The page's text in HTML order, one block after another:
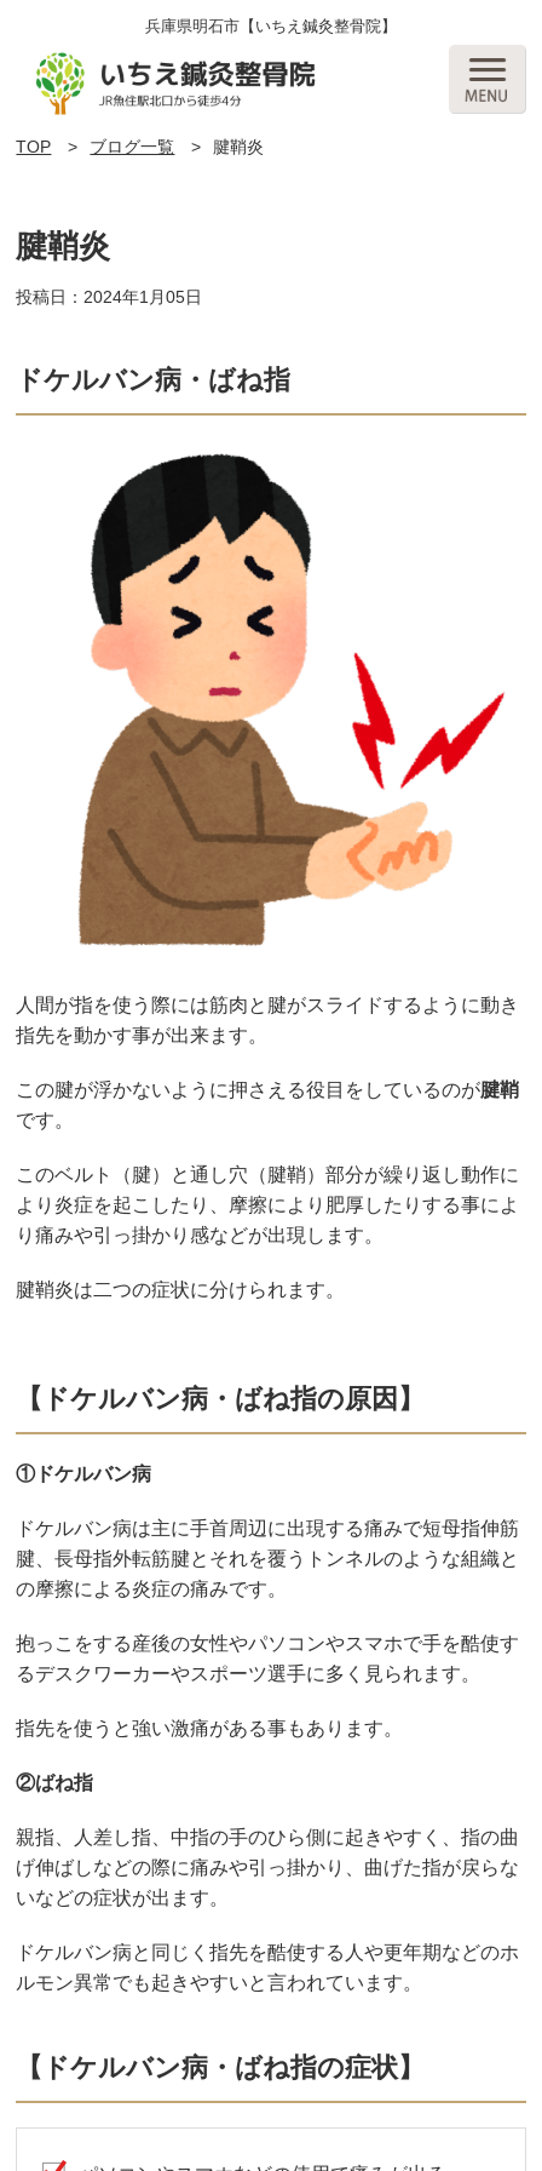
兵庫県明石市【いちえ鍼灸整骨院】
TOP ブログ一覧 腱鞘炎
腱鞘炎
投稿日：2024年1月05日
ドケルバン病・ばね指
人間が指を使う際には筋肉と腱がスライドするように動き
指先を動かす事が出来ます。
この腱が浮かないように押さえる役目をしているのが腱鞘
です。
このベルト（腱）と通し穴（腱鞘）部分が繰り返し動作に
より炎症を起こしたり、摩擦により肥厚したりする事によ
り痛みや引っ掛かり感などが出現します。
腱鞘炎は二つの症状に分けられます。
【ドケルバン病・ばね指の原因】
①ドケルバン病
ドケルバン病は主に手首周辺に出現する痛みで短母指伸筋
腱、長母指外転筋腱とそれを覆うトンネルのような組織と
の摩擦による炎症の痛みです。
抱っこをする産後の女性やパソコンやスマホで手を酷使す
るデスクワーカーやスポーツ選手に多く見られます。
指先を使うと強い激痛がある事もあります。
②ばね指
親指、人差し指、中指の手のひら側に起きやすく、指の曲
げ伸ばしなどの際に痛みや引っ掛かり、曲げた指が戻らな
いなどの症状が出ます。
ドケルバン病と同じく指先を酷使する人や更年期などのホ
ルモン異常でも起きやすいと言われています。
【ドケルバン病・ばね指の症状】